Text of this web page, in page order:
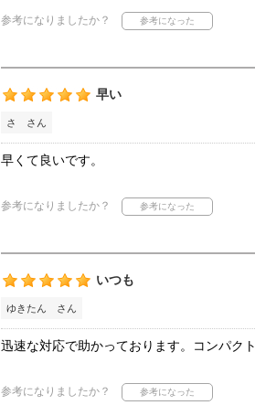
参考になりましたか？
早い
さ さん
早くて良いです。
参考になりましたか？
いつも
ゆきたん さん
迅速な対応で助かっております。コンパク
参考になりましたか？